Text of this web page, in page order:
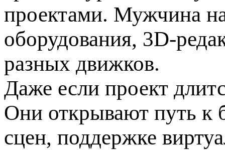
проектами. Мужчина
оборудования, 3D-
разных движков.
Даже если проект
Они открывают путь к
сцен, поддержке